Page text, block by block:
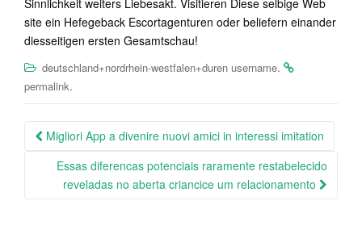
Sinnlichkeit weiters Liebesakt. Visitieren Diese selbige Web
site ein Hefegeback Escortagenturen oder beliefern einander
diesseitigen ersten Gesamtschau!
deutschland+nordrhein-westfalen+duren username.
permalink.
Post
navigation
Migliori App a divenire nuovi amici in interessi imitation
Essas diferencas potenciais raramente restabelecido
reveladas no aberta criancice um relacionamento